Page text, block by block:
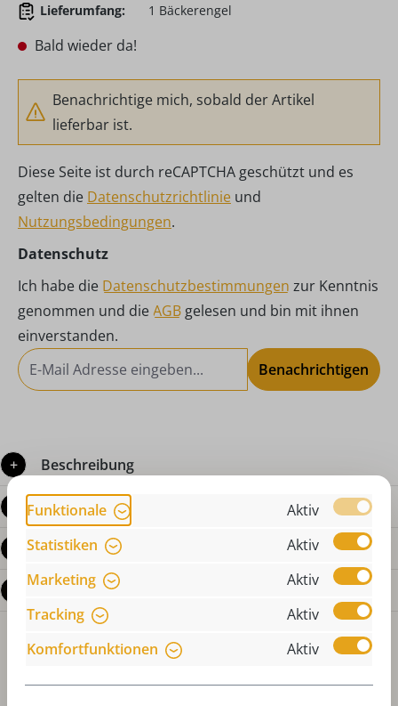
Lieferumfang:
1 Bäckerengel
Bald wieder da!
Benachrichtige mich, sobald der Artikel
lieferbar ist.
Diese Seite ist durch reCAPTCHA geschützt und es
gelten die Datenschutzrichtlinie und
Nutzungsbedingungen.
Datenschutz
Ich habe die Datenschutzbestimmungen zur Kenntnis
genommen und die AGB gelesen und bin mit ihnen
einverstanden.
Benachrichtigen
Beschreibung
Produktdetails
Bewertungen
Fragen zum Produkt
Funktionale
Aktiv
Statistiken
Aktiv
Marketing
Aktiv
Tracking
Aktiv
Komfortfunktionen
Aktiv